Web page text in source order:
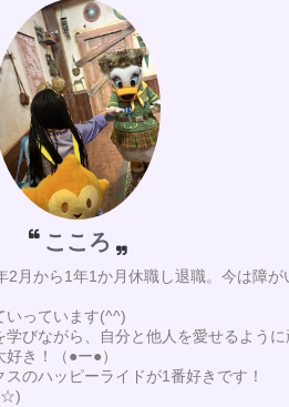
こころ
月から1年1か月休職し退職。今は障が
いっています(^^)
びながら、自分と他人を愛せるよう
き！（●ー●）
のハッピーライドが1番好きです！
☆)